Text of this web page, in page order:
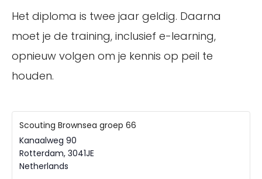
Het diploma is twee jaar geldig. Daarna
moet je de training, inclusief e-learning,
opnieuw volgen om je kennis op peil te
houden.
Scouting Brownsea groep 66
Kanaalweg 90
Rotterdam, 3041JE
Netherlands